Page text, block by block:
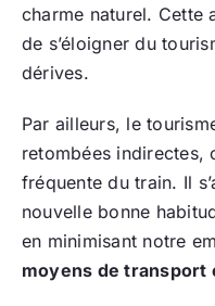
charme naturel. Cette
de s’éloigner du
dérives.
Par ailleurs, le
retombées indirectes,
fréquente du train. Il
nouvelle bonne
en minimisant notre
moyens de transport